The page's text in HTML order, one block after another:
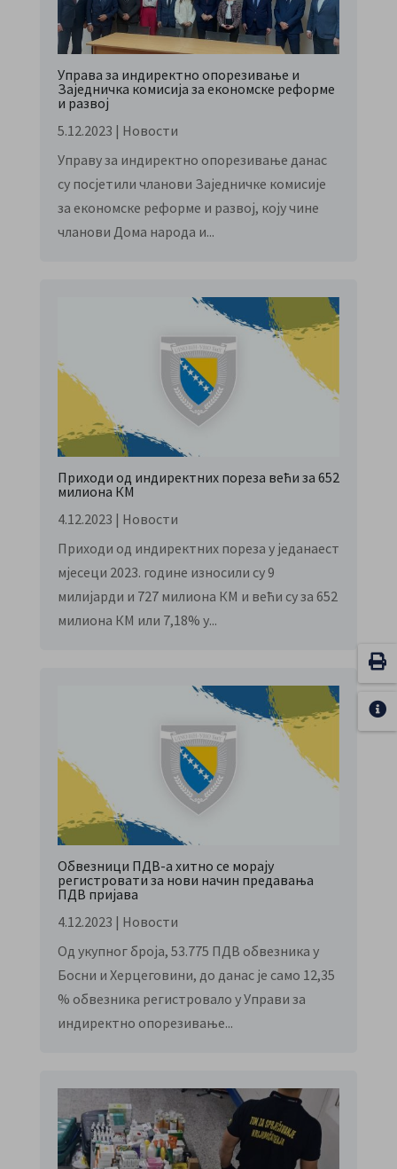
Управа за индиректно опорезивање и
Заједничка комисија за економске реформе
и развој
5.12.2023 | Новости
Управу за индиректно опорезивање данас
су посјетили чланови Заједничке комисије
за економске реформе и развој, коју чине
чланови Дома народа и...
Приходи од индиректних пореза већи за 652
милиона КМ
4.12.2023 | Новости
Приходи од индиректних пореза у једанаест
мјесеци 2023. године износили су 9
милијарди и 727 милиона КМ и већи су за 652
милиона КМ или 7,18% у...
Обвезници ПДВ-а хитно се морају
регистровати за нови начин предавања
ПДВ пријава
4.12.2023 | Новости
Од укупног броја, 53.775 ПДВ обвезника у
Босни и Херцеговини, до данас је само 12,35
% обвезника регистровало у Управи за
индиректно опорезивање...